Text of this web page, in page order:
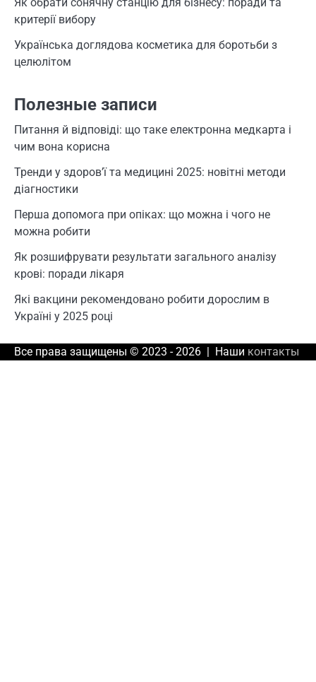
критерії вибору
Українська доглядова косметика для боротьби з
целюлітом
Полезные записи
Питання й відповіді: що таке електронна медкарта і
чим вона корисна
Тренди у здоров’ї та медицині 2025: новітні методи
діагностики
Перша допомога при опіках: що можна і чого не
можна робити
Як розшифрувати результати загального аналізу
крові: поради лікаря
Які вакцини рекомендовано робити дорослим в
Україні у 2025 році
Все права защищены © 2023 - 2026 | Наши контакты